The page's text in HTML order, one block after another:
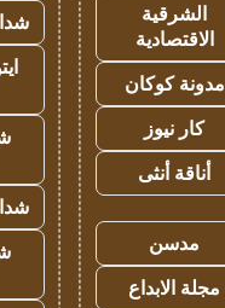
الشرقية
الاقتصادية
مدونة كوكان
كار نيوز
أناقة أنثى
مدسن
مجلة الابداع